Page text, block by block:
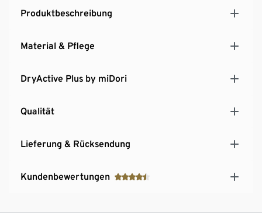
Produktbeschreibung
Material & Pflege
DryActive Plus by miDori
Qualität
Lieferung & Rücksendung
Kundenbewertungen